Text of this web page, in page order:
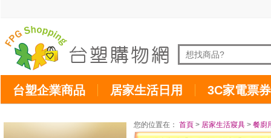
台塑企業商品 居家生活日用 3C家電票券
您的位置在： 首頁 > 居家生活寢具 > 餐廚